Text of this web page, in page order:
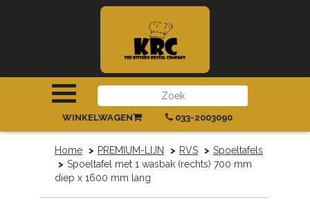
INLOGGEN|REGISTREREN
033-2003090
WINKELWAGEN
Home PREMIUM-LIJN RVS
Spoeltafels
Spoeltafel met 1 wasbak (rechts) 700 mm
diep x 1600 mm lang